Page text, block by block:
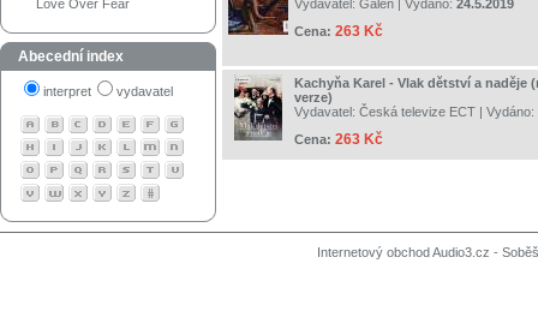
Love Over Fear
Abecední index
interpret vydavatel
Vydavatel: Galen | Vydáno: 24.5.2019
Cena: 263 Kč
Kachyňa Karel - Vlak dětství a naděje
verze)
Vydavatel: Česká televize ECT | Vydáno:
Cena: 263 Kč
Internetový obchod Audio3.cz -